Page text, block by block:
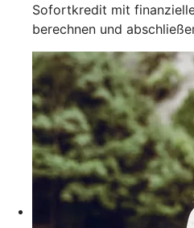
Sofortkredit mit
berechnen und